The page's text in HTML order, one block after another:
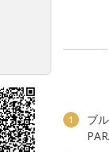
1
ブ